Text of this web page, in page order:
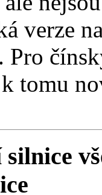
verze
Pro
tomu